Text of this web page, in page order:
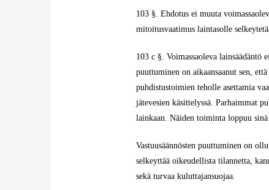
103 §. Ehdotus ei muuta
mitoitusvaatimus laintasolle
103 c §. Voimassaoleva lainsäädäntö
puuttuminen on aikaansaanut sen,
puhdistustoimien teholle asettamia
jätevesien käsittelyssä. Parhaimmat
lainkaan. Näiden toiminta loppuu
Vastuusäännösten puuttuminen on
selkeyttää oikeudellista tilannetta,
sekä turvaa kuluttajansuojaa.